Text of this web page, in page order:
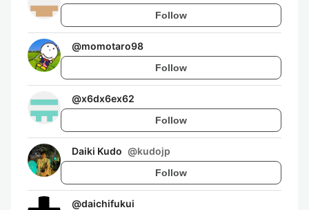
Follow
@momotaro98
Follow
@x6dx6ex62
Follow
Daiki Kudo @kudojp
Follow
@daichifukui